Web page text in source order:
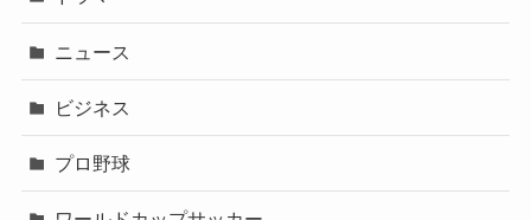
ニュース
ビジネス
プロ野球